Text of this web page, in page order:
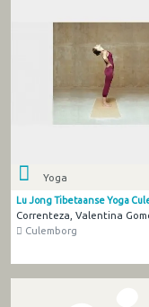
Yoga
Lu Jong Tibetaanse Yoga
Correnteza, Valentina
Culemborg